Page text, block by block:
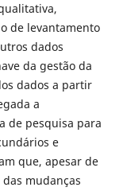
de levantamento
dados
da gestão da
dados a partir
a
de pesquisa para
e
que, apesar de
mudanças